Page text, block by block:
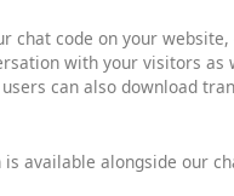
chat code on your
with your visitors as
can also download
available alongside our